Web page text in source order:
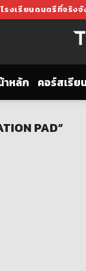
รงเรียนดนตรีที่จริงจั
าหลัก คอร์สเรีย
PAD”